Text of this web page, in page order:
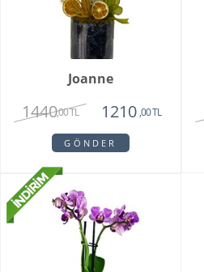
Joanne
1440,00 TL 1210 ,00 TL
GÖNDER